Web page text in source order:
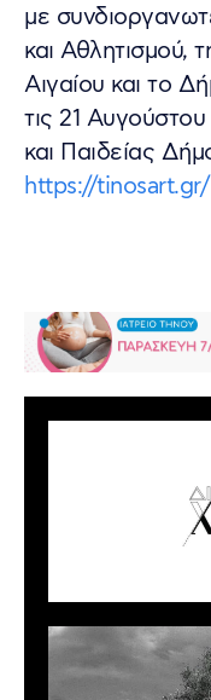
με
και Αθλητισμού,
Αιγαίου και το
τις 21
και Παιδείας
https://tinosart.gr/